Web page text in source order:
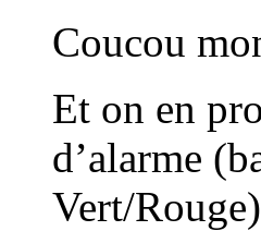
Coucou
Et on en
d’alarme
Vert/